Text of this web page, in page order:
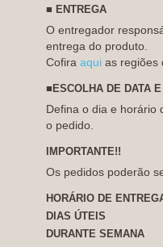
■ ENTREGA
O entregador
entrega do produto.
Cofira aqui as regiões
■ ESCOLHA DE DATA
Defina o dia e horário
o pedido.
IMPORTANTE!!
Os pedidos poderão
HORÁRIO DE
DIAS ÚTEIS
DURANTE SEMANA